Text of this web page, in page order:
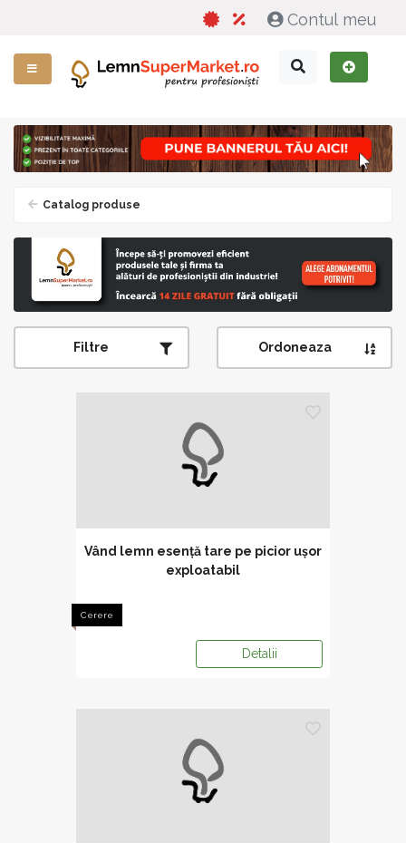
Contul meu
Catalog produse
Filtre Ordoneaza
Vând lemn esență tare pe picior ușor
exploatabil
Cerere
Detalii